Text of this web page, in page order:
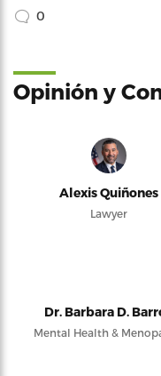
0
Opinión y
Alexis Quiñones
Lawyer
Dr. Barbara D.
Mental Health &